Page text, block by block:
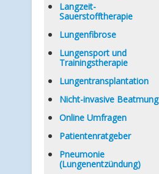
Langzeit-
Sauerstofftherapie
Lungenfibrose
Lungensport und
Trainingstherapie
Lungentransplantation
Nicht-invasive Beatmung
Online Umfragen
Patientenratgeber
Pneumonie
(Lungenentzündung)